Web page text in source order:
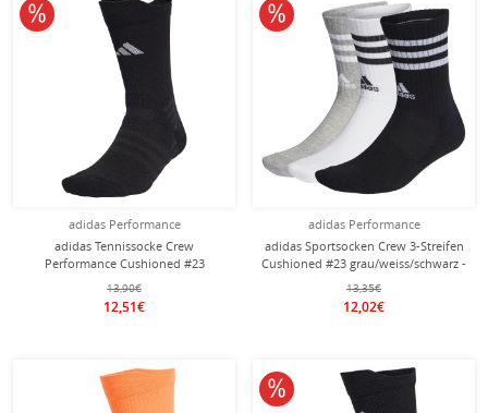
adidas Performance
adidas Tennissocke Crew
Performance Cushioned #23
schwarz - 1 Paar
13,90€
12,51€
10% reduziert
adidas Performance
adidas Sportsocken Crew 3-Streifen
Cushioned #23 grau/weiss/schwarz -
3 Paar
13,35€
12,02€
10% reduziert
10% reduziert